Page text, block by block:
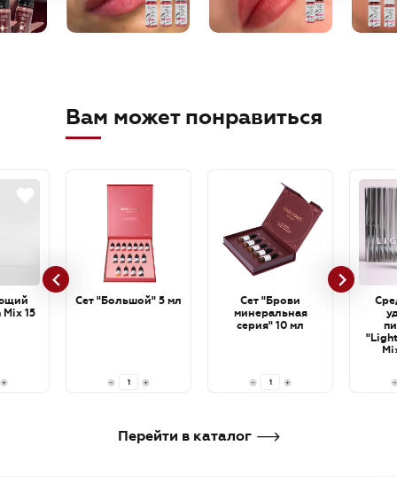
Вам может понравиться
15
Сет "Большой" 5 мл
Сет "Брови
минеральная
серия" 10 мл
Перейти в каталог